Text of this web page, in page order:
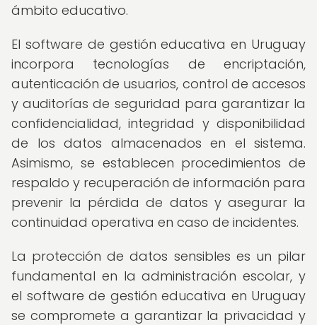
ámbito educativo.
El software de gestión educativa en Uruguay
incorpora tecnologías de encriptación,
autenticación de usuarios, control de accesos
y auditorías de seguridad para garantizar la
confidencialidad, integridad y disponibilidad
de los datos almacenados en el sistema.
Asimismo, se establecen procedimientos de
respaldo y recuperación de información para
prevenir la pérdida de datos y asegurar la
continuidad operativa en caso de incidentes.
La protección de datos sensibles es un pilar
fundamental en la administración escolar, y
el software de gestión educativa en Uruguay
se compromete a garantizar la privacidad y